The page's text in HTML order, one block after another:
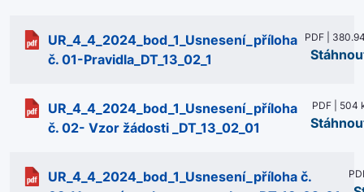
UR_4_4_2024_bod_1_Usnesení_příloha
č. 01-Pravidla_DT_13_02_1
PDF |
UR_4_4_2024_bod_1_Usnesení_příloha
č. 02- Vzor žádosti _DT_13_02_01
PDF | 504
UR_4_4_2024_bod_1_Usnesení_příloha č.